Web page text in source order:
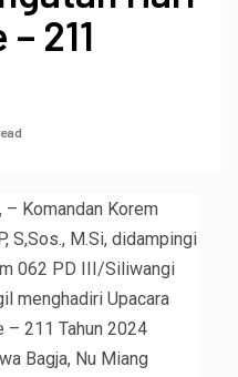
211
– Komandan Korem
S,Sos., M.Si, didampingi
062 PD III/Siliwangi
menghadiri Upacara
– 211 Tahun 2024
Bagja, Nu Miang